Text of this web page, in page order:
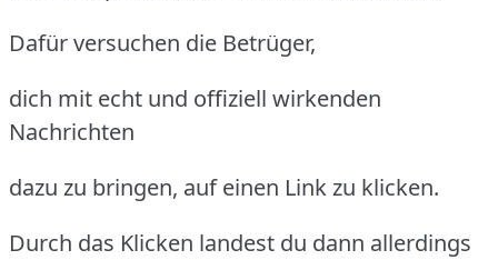
Dafür versuchen die Betrüger,
dich mit echt und offiziell wirkenden
Nachrichten
dazu zu bringen, auf einen Link zu klicken.
Durch das Klicken landest du dann allerdings